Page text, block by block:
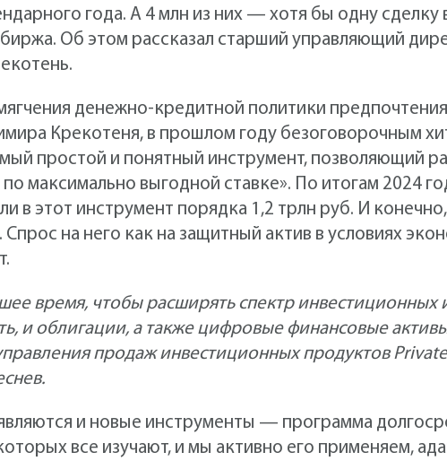
года. А 4 млн из них — хотя бы одну сделку
Об этом рассказал старший управляющий
денежно-кредитной политики
Крекотеня, в прошлом году безоговорочным
простой и понятный инструмент, позволяющий
максимально выгодной ставке». По итогам 2024
в этот инструмент порядка 1,2 трлн руб. И
на него как на защитный актив в условиях
время, чтобы расширять спектр инвестиционных
и облигации, а также цифровые финансовые
продаж инвестиционных продуктов
и новые инструменты — программа
все изучают, и мы активно его применяем,